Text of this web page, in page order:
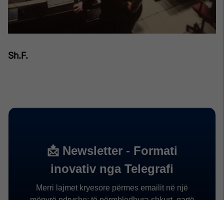
Sh.F.